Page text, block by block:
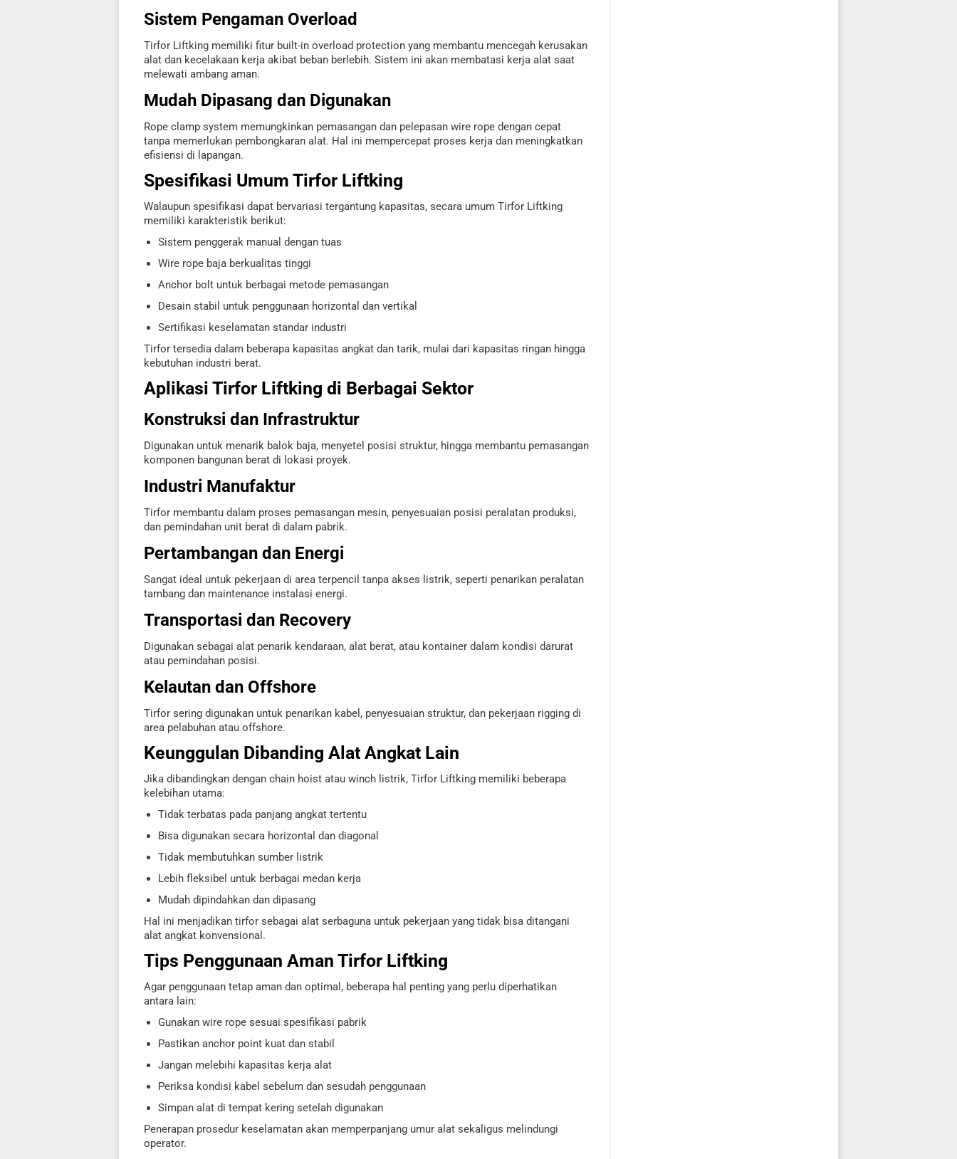
Sistem Pengaman Overload
Tirfor Liftking memiliki fitur built-in overload protection yang membantu mencegah kerusakan
alat dan kecelakaan kerja akibat beban berlebih. Sistem ini akan membatasi kerja alat saat
melewati ambang aman.
Mudah Dipasang dan Digunakan
Rope clamp system memungkinkan pemasangan dan pelepasan wire rope dengan cepat
tanpa memerlukan pembongkaran alat. Hal ini mempercepat proses kerja dan meningkatkan
efisiensi di lapangan.
Spesifikasi Umum Tirfor Liftking
Walaupun spesifikasi dapat bervariasi tergantung kapasitas, secara umum Tirfor Liftking
memiliki karakteristik berikut:
Sistem penggerak manual dengan tuas
Wire rope baja berkualitas tinggi
Anchor bolt untuk berbagai metode pemasangan
Desain stabil untuk penggunaan horizontal dan vertikal
Sertifikasi keselamatan standar industri
Tirfor tersedia dalam beberapa kapasitas angkat dan tarik, mulai dari kapasitas ringan hingga
kebutuhan industri berat.
Aplikasi Tirfor Liftking di Berbagai Sektor
Konstruksi dan Infrastruktur
Digunakan untuk menarik balok baja, menyetel posisi struktur, hingga membantu pemasangan
komponen bangunan berat di lokasi proyek.
Industri Manufaktur
Tirfor membantu dalam proses pemasangan mesin, penyesuaian posisi peralatan produksi,
dan pemindahan unit berat di dalam pabrik.
Pertambangan dan Energi
Sangat ideal untuk pekerjaan di area terpencil tanpa akses listrik, seperti penarikan peralatan
tambang dan maintenance instalasi energi.
Transportasi dan Recovery
Digunakan sebagai alat penarik kendaraan, alat berat, atau kontainer dalam kondisi darurat
atau pemindahan posisi.
Kelautan dan Offshore
Tirfor sering digunakan untuk penarikan kabel, penyesuaian struktur, dan pekerjaan rigging di
area pelabuhan atau offshore.
Keunggulan Dibanding Alat Angkat Lain
Jika dibandingkan dengan chain hoist atau winch listrik, Tirfor Liftking memiliki beberapa
kelebihan utama:
Tidak terbatas pada panjang angkat tertentu
Bisa digunakan secara horizontal dan diagonal
Tidak membutuhkan sumber listrik
Lebih fleksibel untuk berbagai medan kerja
Mudah dipindahkan dan dipasang
Hal ini menjadikan tirfor sebagai alat serbaguna untuk pekerjaan yang tidak bisa ditangani
alat angkat konvensional.
Tips Penggunaan Aman Tirfor Liftking
Agar penggunaan tetap aman dan optimal, beberapa hal penting yang perlu diperhatikan
antara lain:
Gunakan wire rope sesuai spesifikasi pabrik
Pastikan anchor point kuat dan stabil
Jangan melebihi kapasitas kerja alat
Periksa kondisi kabel sebelum dan sesudah penggunaan
Simpan alat di tempat kering setelah digunakan
Penerapan prosedur keselamatan akan memperpanjang umur alat sekaligus melindungi
operator.